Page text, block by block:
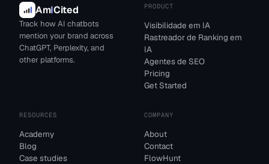
AmICited
Track how AI chatbots
mention your brand across
ChatGPT, Perplexity, and
other platforms.
PRODUCT
Visibilidade em IA
Rastreador de Ranking em
IA
Agentes de SEO
Pricing
Get Started
RESOURCES
Academy
Blog
Case studies
COMPANY
About
Contact
FlowHunt